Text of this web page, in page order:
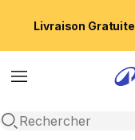
Livraison Gratuite
Menu
Recherche ouverte